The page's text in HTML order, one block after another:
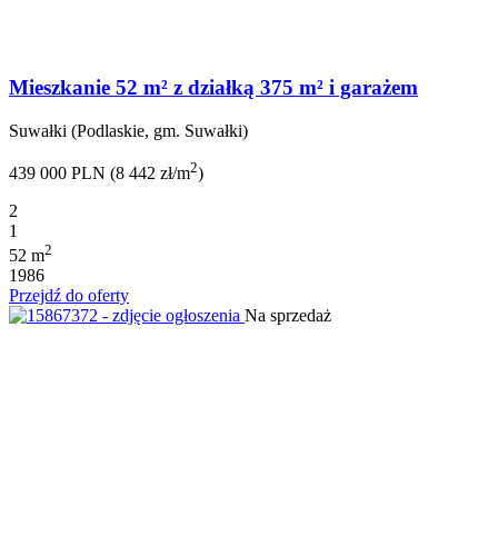
Mieszkanie 52 m² z działką 375 m² i garażem
Suwałki (Podlaskie, gm. Suwałki)
439 000 PLN (8 442 zł/m2)
2
1
52 m2
1986
Przejdź do oferty
Na sprzedaż